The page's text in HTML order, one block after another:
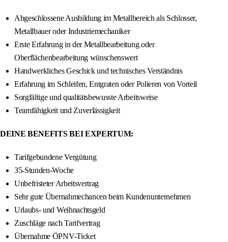
Abgeschlossene Ausbildung im Metallbereich als Schlosser,
Metallbauer oder Industriemechaniker
Erste Erfahrung in der Metallbearbeitung oder
Oberflächenbearbeitung wünschenswert
Handwerkliches Geschick und technisches Verständnis
Erfahrung im Schleifen, Entgraten oder Polieren von Vorteil
Sorgfältige und qualitätsbewusste Arbeitsweise
Teamfähigkeit und Zuverlässigkeit
DEINE BENEFITS BEI EXPERTUM:
Tarifgebundene Vergütung
35-Stunden-Woche
Unbefristeter Arbeitsvertrag
Sehr gute Übernahmechancen beim Kundenunternehmen
Urlaubs- und Weihnachtsgeld
Zuschläge nach Tarifvertrag
Übernahme ÖPNV-Ticket